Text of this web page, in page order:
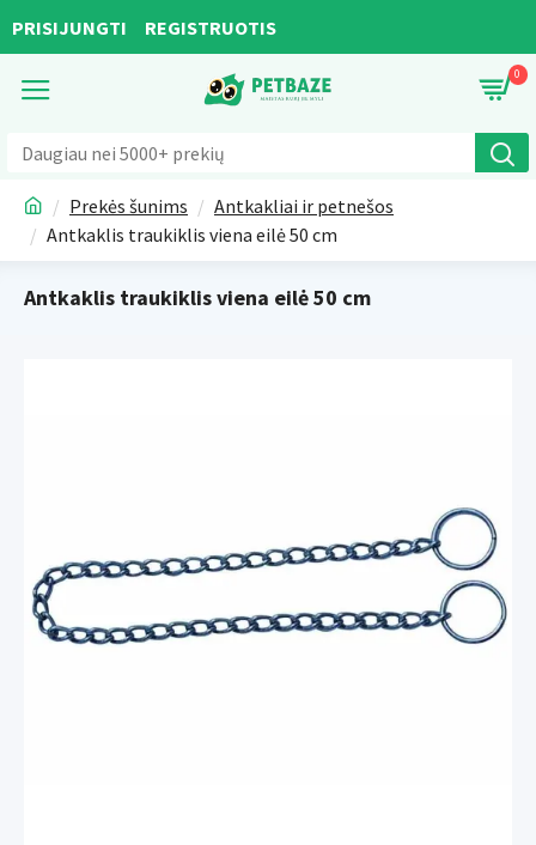
PRISIJUNGTI REGISTRUOTIS
0
Prekės šunims
Antkakliai ir petnešos
Antkaklis traukiklis viena eilė 50 cm
Antkaklis traukiklis viena eilė 50 cm